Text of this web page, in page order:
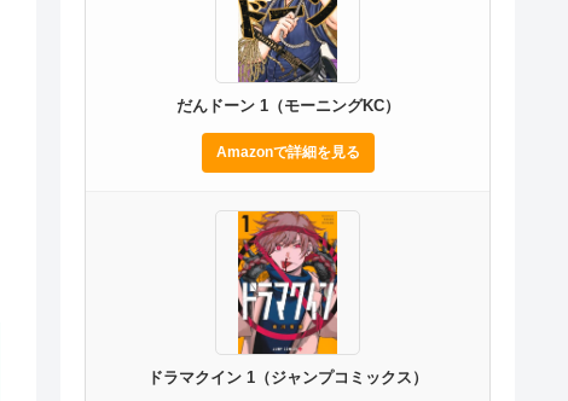
だんドーン 1（モーニングKC）
Amazonで詳細を見る
ドラマクイン 1（ジャンプコミックス）